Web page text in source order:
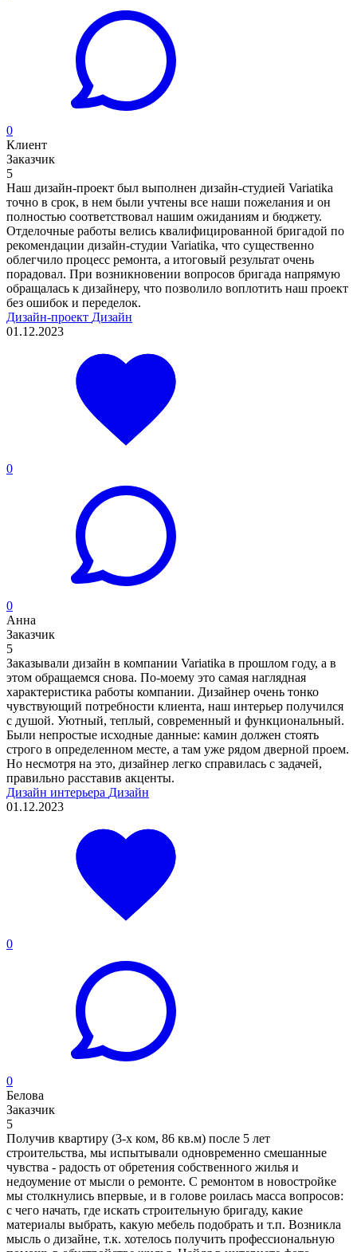
0
Клиент
Заказчик
5
Наш дизайн-проект был выполнен дизайн-студией Variatika
точно в срок, в нем были учтены все наши пожелания и он
полностью соответствовал нашим ожиданиям и бюджету.
Отделочные работы велись квалифицированной бригадой по
рекомендации дизайн-студии Variatika, что существенно
облегчило процесс ремонта, а итоговый результат очень
порадовал. При возникновении вопросов бригада напрямую
обращалась к дизайнеру, что позволило воплотить наш проект
без ошибок и переделок.
Дизайн-проект Дизайн
01.12.2023
0
0
Анна
Заказчик
5
Заказывали дизайн в компании Variatika в прошлом году, а в
этом обращаемся снова. По-моему это самая наглядная
характеристика работы компании. Дизайнер очень тонко
чувствующий потребности клиента, наш интерьер получился
с душой. Уютный, теплый, современный и функциональный.
Были непростые исходные данные: камин должен стоять
строго в определенном месте, а там уже рядом дверной проем.
Но несмотря на это, дизайнер легко справилась с задачей,
правильно расставив акценты.
Дизайн интерьера Дизайн
01.12.2023
0
0
Белова
Заказчик
5
Получив квартиру (3-х ком, 86 кв.м) после 5 лет
строительства, мы испытывали одновременно смешанные
чувства - радость от обретения собственного жилья и
недоумение от мысли о ремонте. С ремонтом в новостройке
мы столкнулись впервые, и в голове роилась масса вопросов:
с чего начать, где искать строительную бригаду, какие
материалы выбрать, какую мебель подобрать и т.п. Возникла
мысль о дизайне, т.к. хотелось получить профессиональную